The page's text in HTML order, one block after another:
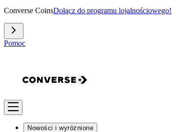
Converse CoinsDołącz do programu lojalnościowego!
Pomoc
Nowości i wyróżnione